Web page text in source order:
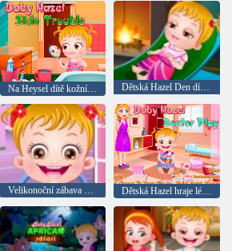
Na Heysel dítě kožní problémy Dětská Hazel Den díkůvzdání
Velikonoční zábava dítě Hazel Dětská Hazel hraje lékaře